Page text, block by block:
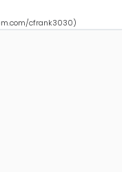
cfrank3030)